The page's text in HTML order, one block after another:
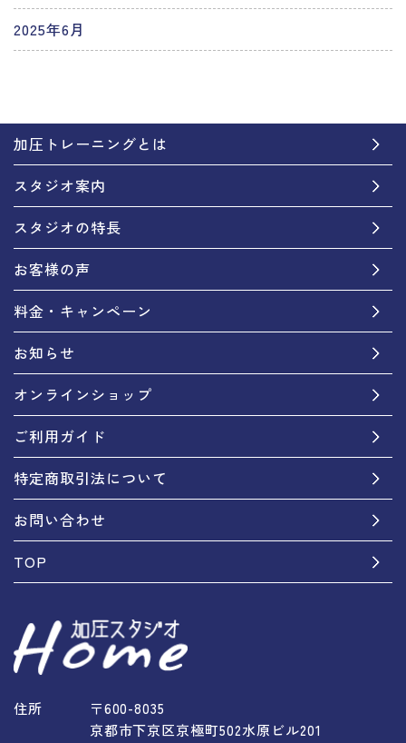
2025年6月
加圧トレーニングとは
スタジオ案内
スタジオの特長
お客様の声
料金・キャンペーン
お知らせ
オンラインショップ
ご利用ガイド
特定商取引法について
お問い合わせ
TOP
住所
〒600-8035
京都市下京区京極町502水原ビル201